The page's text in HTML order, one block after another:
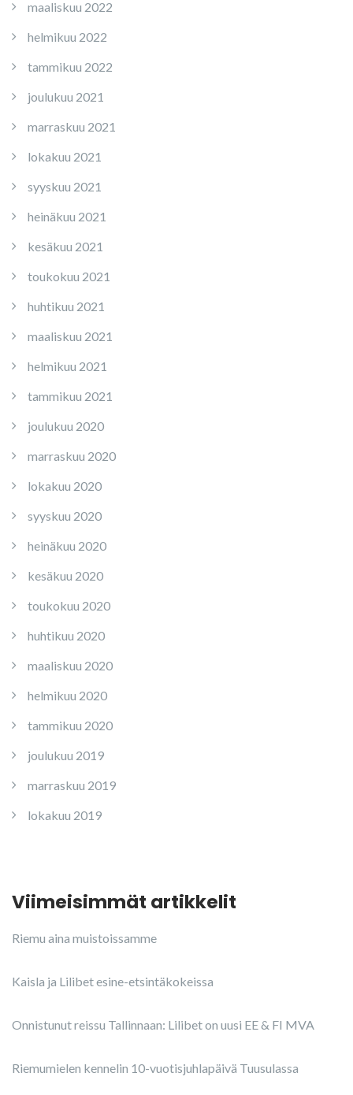
maaliskuu 2022
helmikuu 2022
tammikuu 2022
joulukuu 2021
marraskuu 2021
lokakuu 2021
syyskuu 2021
heinäkuu 2021
kesäkuu 2021
toukokuu 2021
huhtikuu 2021
maaliskuu 2021
helmikuu 2021
tammikuu 2021
joulukuu 2020
marraskuu 2020
lokakuu 2020
syyskuu 2020
heinäkuu 2020
kesäkuu 2020
toukokuu 2020
huhtikuu 2020
maaliskuu 2020
helmikuu 2020
tammikuu 2020
joulukuu 2019
marraskuu 2019
lokakuu 2019
Viimeisimmät artikkelit
Riemu aina muistoissamme
Kaisla ja Lilibet esine-etsintäkokeissa
Onnistunut reissu Tallinnaan: Lilibet on uusi EE & FI MVA
Riemumielen kennelin 10-vuotisjuhlapäivä Tuusulassa